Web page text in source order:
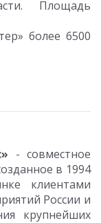
Площадь
более 6500
- совместное
в 1994
клиентами
России и
крупнейших